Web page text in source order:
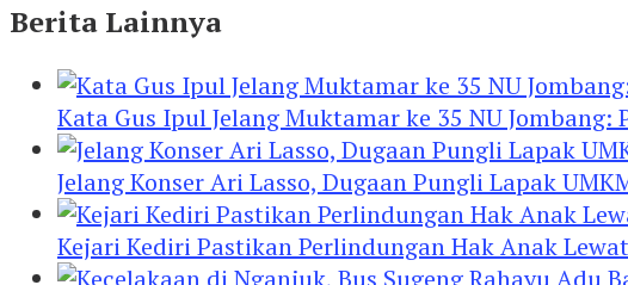
Berita Lainnya
Kata Gus Ipul Jelang Muktamar ke 35 NU
Jelang Konser Ari Lasso, Dugaan Pungli Lapak
Kejari Kediri Pastikan Perlindungan Hak Anak